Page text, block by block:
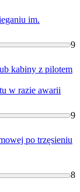
im.
9
kabiny z pilotem
w razie awarii
9
po trzęsieniu
8